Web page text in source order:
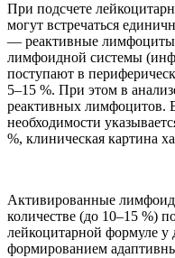
При подсчете
могут встречаться
— реактивные лимфоциты
лимфоидной системы
поступают в
5–15 %. При этом в
реактивных лимфоцитов.
необходимости
%, клиническая картина
Активированные
количестве (до 10–15 %)
лейкоцитарной формуле у
формированием